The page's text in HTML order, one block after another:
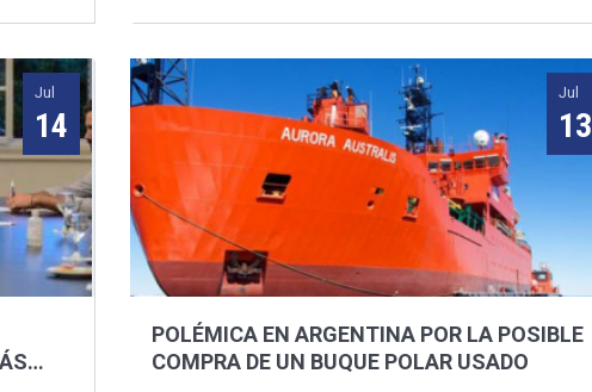
Jul
14
Jul
13
POLÉMICA EN ARGENTINA POR LA POSIBLE
COMPRA DE UN BUQUE POLAR USADO